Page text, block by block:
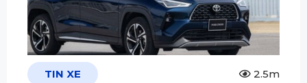
TIN XE 2.5m